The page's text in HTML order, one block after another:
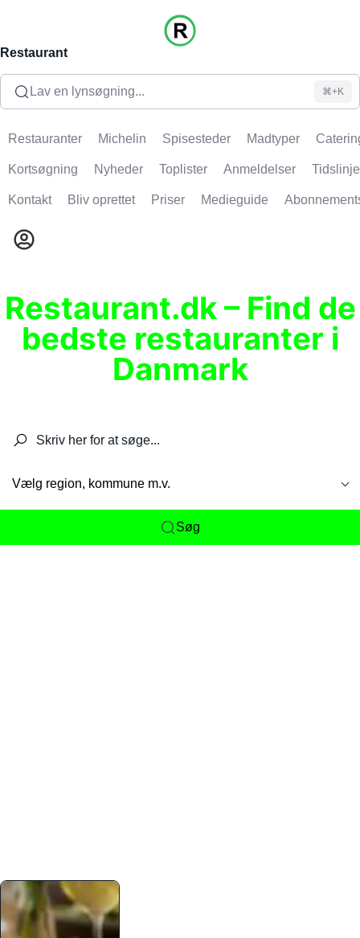
Restaurant
Lav en lynsøgning... ⌘+K
Restauranter Michelin Spisesteder Madtyper
Kortsøgning Nyheder Toplister Anmeldelser Tidslinje
Kontakt Bliv oprettet Priser Medieguide
Restaurant.dk – Find de
bedste restauranter i
Danmark
Vælg region, kommune m.v.
Søg